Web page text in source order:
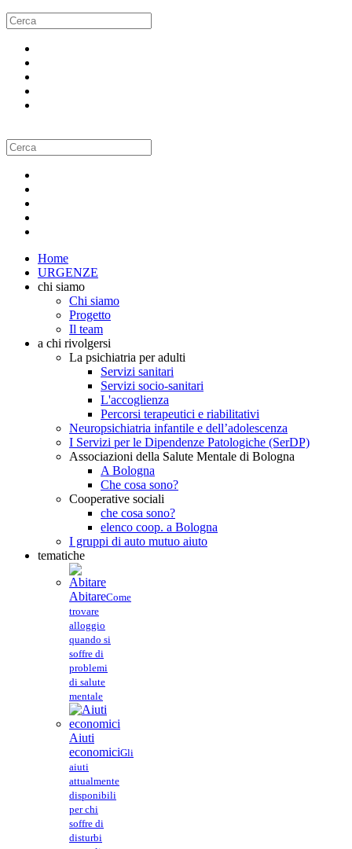
Home
URGENZE
chi siamo
Chi siamo
Progetto
Il team
a chi rivolgersi
La psichiatria per adulti
Servizi sanitari
Servizi socio-sanitari
L'accoglienza
Percorsi terapeutici e riabilitativi
Neuropsichiatria infantile e dell’adolescenza
I Servizi per le Dipendenze Patologiche (SerDP)
Associazioni della Salute Mentale di Bologna
A Bologna
Che cosa sono?
Cooperative sociali
che cosa sono?
elenco coop. a Bologna
I gruppi di auto mutuo aiuto
tematiche
AbitareCome
trovare
alloggio
quando si
soffre di
problemi
di salute
mentale
Aiuti
economiciGli
aiuti
attualmente
disponibili
per chi
soffre di
disturbi